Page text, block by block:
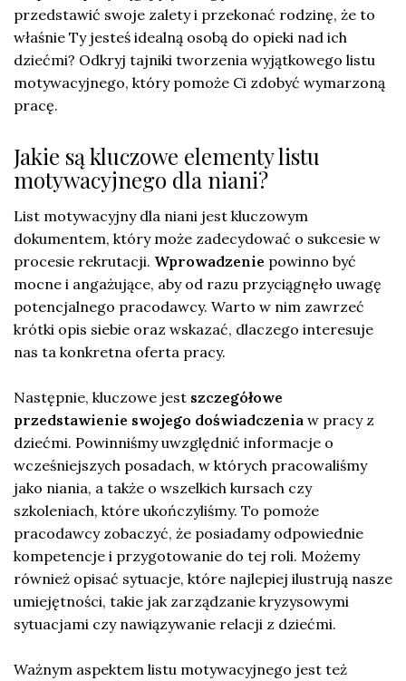
przedstawić swoje zalety i przekonać rodzinę, że to
właśnie Ty jesteś idealną osobą do opieki nad ich
dziećmi? Odkryj tajniki tworzenia wyjątkowego listu
motywacyjnego, który pomoże Ci zdobyć wymarzoną
pracę.
Jakie są kluczowe elementy listu
motywacyjnego dla niani?
List motywacyjny dla niani jest kluczowym
dokumentem, który może zadecydować o sukcesie w
procesie rekrutacji. Wprowadzenie powinno być
mocne i angażujące, aby od razu przyciągnęło uwagę
potencjalnego pracodawcy. Warto w nim zawrzeć
krótki opis siebie oraz wskazać, dlaczego interesuje
nas ta konkretna oferta pracy.
Następnie, kluczowe jest szczegółowe
przedstawienie swojego doświadczenia w pracy z
dziećmi. Powinniśmy uwzględnić informacje o
wcześniejszych posadach, w których pracowaliśmy
jako niania, a także o wszelkich kursach czy
szkoleniach, które ukończyliśmy. To pomoże
pracodawcy zobaczyć, że posiadamy odpowiednie
kompetencje i przygotowanie do tej roli. Możemy
również opisać sytuacje, które najlepiej ilustrują nasze
umiejętności, takie jak zarządzanie kryzysowymi
sytuacjami czy nawiązywanie relacji z dziećmi.
Ważnym aspektem listu motywacyjnego jest też